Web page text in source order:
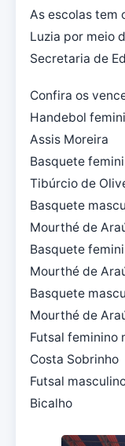
As escolas tem
Luzia por meio
Secretaria de
Confira os
Handebol
Assis Moreira
Basquete
Tibúrcio de
Basquete
Mourthé de
Basquete
Mourthé de
Basquete
Mourthé de
Futsal feminino
Costa Sobrinho
Futsal
Bicalho